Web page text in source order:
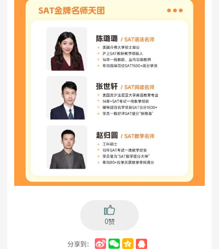
0赞
分享到：